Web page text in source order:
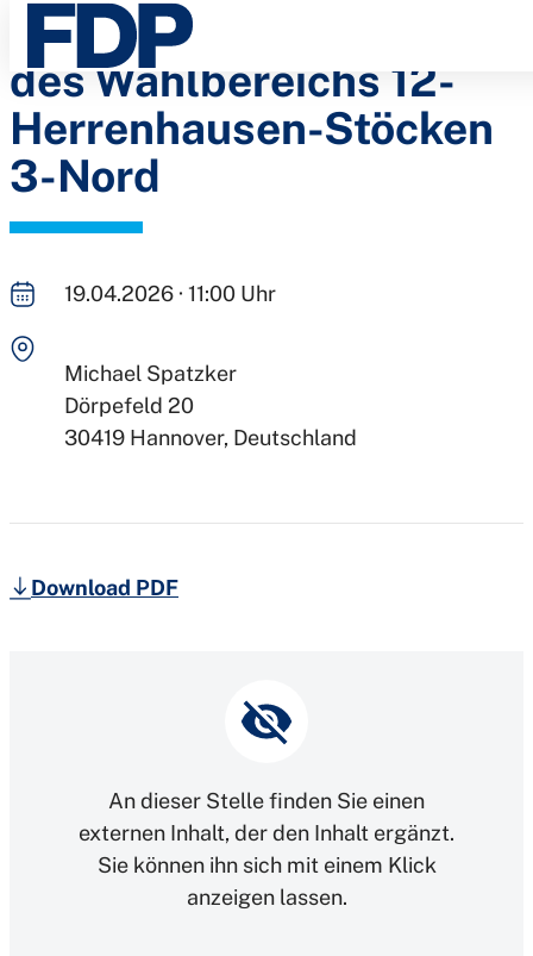
Direkt
Inhalt
des Wahlbereichs 12-
Herrenhausen-Stöcken
3-Nord
19.04.2026 · 11:00 Uhr
Michael Spatzker
Dörpefeld 20
30419 Hannover Deutschland
Download PDF
An dieser Stelle finden Sie einen
externen Inhalt, der den Inhalt ergänzt.
Sie können ihn sich mit einem Klick
anzeigen lassen.